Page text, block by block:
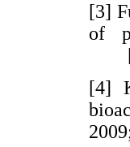
[3]
of
[4]